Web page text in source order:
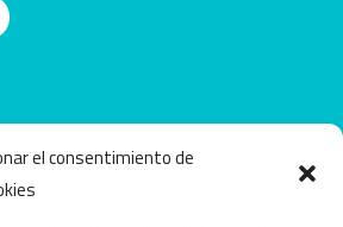
el consentimiento de